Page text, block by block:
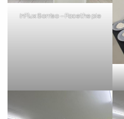
inFlux Sorriso – Face the pie